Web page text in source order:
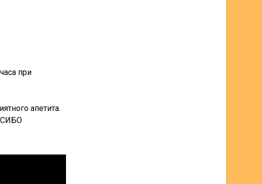
при
апетита.